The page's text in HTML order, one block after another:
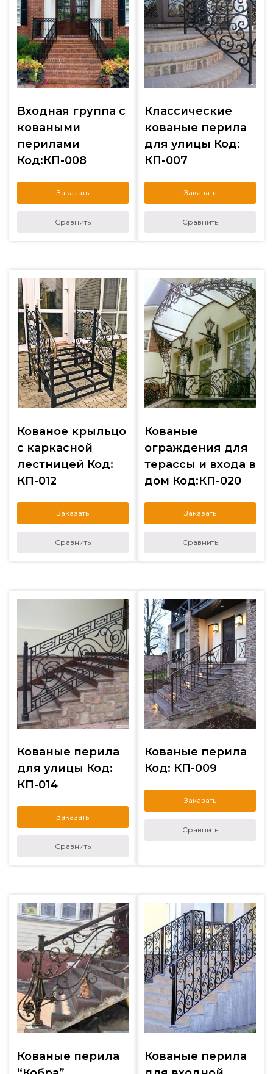
Входная группа с
коваными
перилами
Код:КП-008
Заказать
Сравнить
Классические
кованые перила
для улицы Код:
КП-007
Заказать
Сравнить
Кованое крыльцо
с каркасной
лестницей Код:
КП-012
Заказать
Сравнить
Кованые
ограждения для
терассы и входа в
дом Код:КП-020
Заказать
Сравнить
Кованые перила
для улицы Код:
КП-014
Заказать
Сравнить
Кованые перила
Код: КП-009
Заказать
Сравнить
Кованые перила
Кованые перила